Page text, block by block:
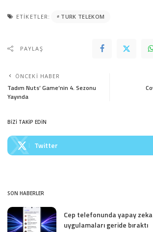
ETIKETLER: TURK TELEKOM
PAYLAŞ
ÖNCEKI HABER
Tadım Nuts’ Game’nin 4. Sezonu
Yayında
BİZİ TAKİP EDİN
Twitter
SON HABERLER
Cep telefonunda yapay zeka
uygulamaları geride bıraktı